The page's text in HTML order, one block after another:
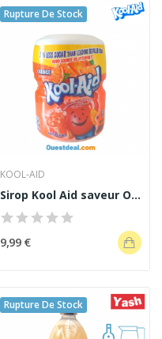
Rupture De Stock
KOOL-AID
Sirop Kool Aid saveur Orange 538 g
9,99 €
Rupture De Stock